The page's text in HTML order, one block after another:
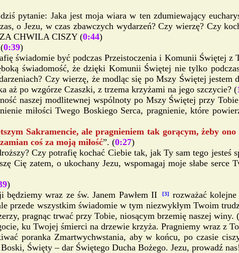
pytanie: Jaka jest moja wiara w ten zdumiewający
o Jezu, w czas zbawczych wydarzeń? Czy wierzę? Czy
CHWILA CISZY (0:44)
(0:39)
świadomie być podczas Przeistoczenia i Komunii Świętej
świadomość, że dzięki Komunii Świętej nie tylko
Czy wierzę, że modląc się po Mszy Świętej
aż po wzgórze Czaszki, z trzema krzyżami na jego szczycie? (
naszej modlitewnej wspólnoty po Mszy Świętej przy
miłości Twego Boskiego Serca, pragnienie, które
Sakramencie, ale pragnieniem tak gorącym, żeby
coś za moją miłość”. (0:27)
Czy potrafię kochać Ciebie tak, jak Ty sam tego
Cię zatem, o ukochany Jezu, wspomagaj moje słabe serce
)
wraz ze św. Janem Pawłem II [3]
rozważać
przede wszystkim świadomie w tym niezwykłym Twoim
pragnąc trwać przy Tobie, niosącym brzemię naszej winy. (
ku Twojej śmierci na drzewie krzyża. Pragniemy wraz z
poranka Zmartwychwstania, aby w końcu, po czasie
Święty – dar Świętego Ducha Bożego. Jezu, prowadź